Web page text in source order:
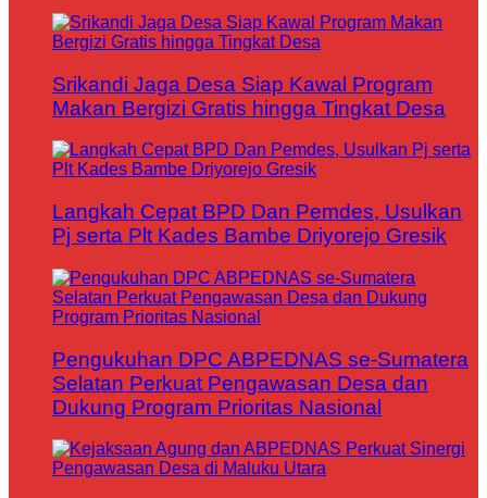
Srikandi Jaga Desa Siap Kawal Program
Makan Bergizi Gratis hingga Tingkat Desa
Langkah Cepat BPD Dan Pemdes, Usulkan
Pj serta Plt Kades Bambe Driyorejo Gresik
Pengukuhan DPC ABPEDNAS se-Sumatera
Selatan Perkuat Pengawasan Desa dan
Dukung Program Prioritas Nasional